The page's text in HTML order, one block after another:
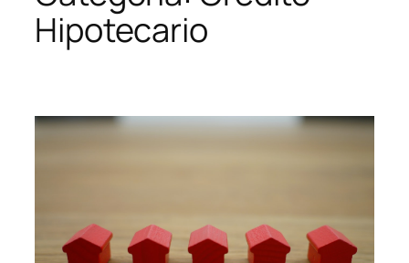
Hipotecario